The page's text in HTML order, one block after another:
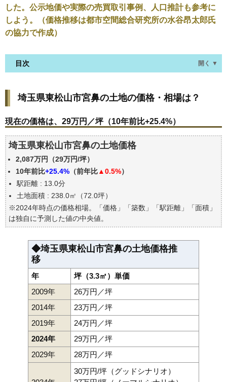
した。公示地価や実際の売買取引事例、人口推計も参考に
しよう。（価格推移は都市空間総合研究所の水谷昂太郎氏
の協力で作成）
目次 開く ▼
現在の価格は、29万円／坪（10年前比+25.4%）
価格を詳細に分析しよう
埼玉県東松山市宮鼻の土地の過去の売買事例
公示地価はいくら
エリアの将来性を人口予想から検討しよう
自分の年収でいくらの不動産が買える？
埼玉県東松山市宮鼻の土地の価格・相場は？
現在の価格は、29万円／坪（10年前比+25.4%）
埼玉県東松山市宮鼻の土地価格
2,087万円（29万円/坪）
10年前比+25.4% （前年比▲0.5%）
駅距離 : 13.0分
土地面積 : 238.0㎡（72.0坪）
※2024年時点の価格相場。「価格」「築数」「駅距離」「面積」
は独自に予測した値の中央値。
◆埼玉県東松山市宮鼻の土地価格推
移
年
坪（3.3㎡）単価
2009年
26万円／坪
2014年
23万円／坪
2019年
24万円／坪
2024年
29万円／坪
2029年
28万円／坪
30万円/坪（グッドシナリオ）